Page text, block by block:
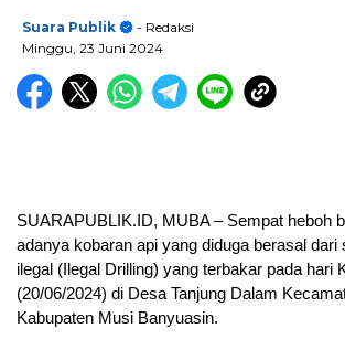
Suara Publik
- Redaksi
Minggu, 23 Juni 2024
SUARAPUBLIK.ID, MUBA – Sempat heboh
adanya kobaran api yang diduga berasal dari
ilegal (Ilegal Drilling) yang terbakar pada hari
(20/06/2024) di Desa Tanjung Dalam
Kabupaten Musi Banyuasin.